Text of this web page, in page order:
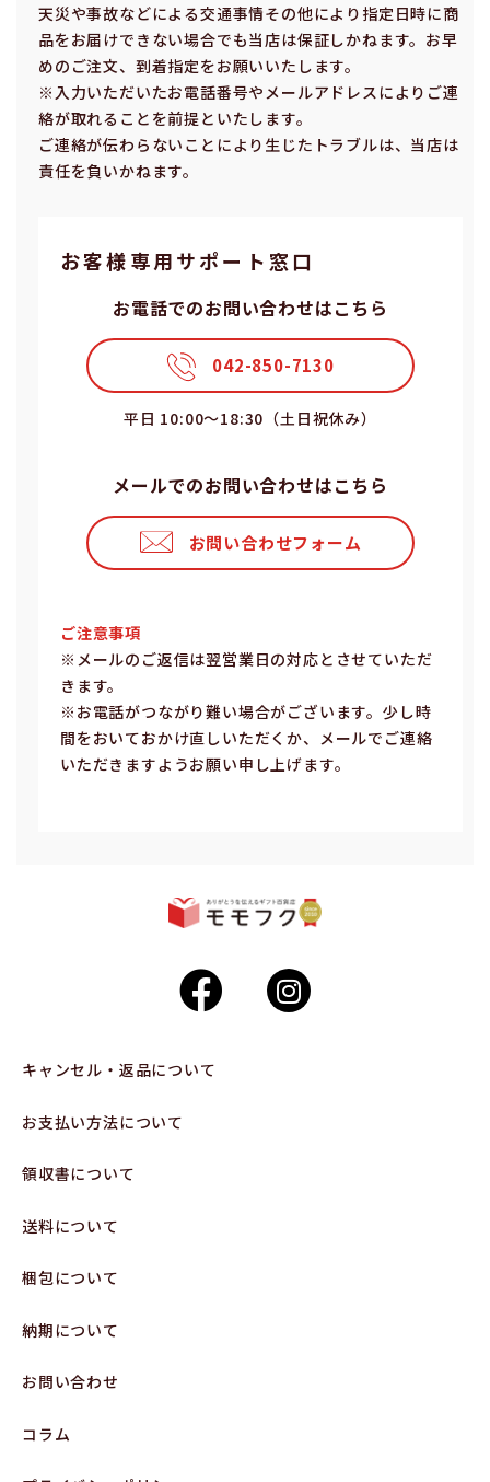
天災や事故などによる交通事情その他により指定⽇時に商
品をお届けできない場合でも当店は保証しかねます。お早
めのご注⽂、到着指定をお願いいたします。
※⼊⼒いただいたお電話番号やメールアドレスによりご連
絡が取れることを前提といたします。
ご連絡が伝わらないことにより⽣じたトラブルは、当店は
責任を負いかねます。
お客様専⽤サポート窓⼝
お電話でのお問い合わせはこちら
042-850-7130
平⽇ 10:00〜18:30（⼟⽇祝休み）
メールでのお問い合わせはこちら
お問い合わせフォーム
ご注意事項
※メールのご返信は翌営業⽇の対応とさせていただ
きます。
※お電話がつながり難い場合がございます。少し時
間をおいておかけ直しいただくか、メールでご連絡
いただきますようお願い申し上げます。
キャンセル・返品について
お支払い方法について
領収書について
送料について
梱包について
納期について
お問い合わせ
コラム